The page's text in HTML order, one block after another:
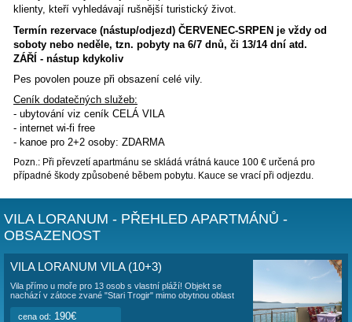
Na zahradě je velké posezení s pergolou, "letní kuchyně",
houpací sítě pro Váš relax, venkovní sprcha. To vše s
výhledem na azurové moře a bez okolní civilizace. Každý
má vlastní vchod. Před domem je soukromé molo a pláž
Nejbližší písečná přírodní pláž je cca 100 metrů. Přístup
je pozvolný. V okolí je několik podobných krásných pláží.
jsou vybavenyklimatizací
Pro klienty je k dispozici kanoe pro 4 osoby.
- elektrický proud: dotažen z veřejné sítě
- pitná voda: vlastní zdroj, studna+filtrace deštní vody,
balená voda
- dostupnost k vile: nedoporučuje se auto s nižším
road NENÍ NUTNÝ)
- kanoe
Vzhledem k poloze objektu mimo obydlenou část a k
bezprostědní blízkosti moře, nabízí ubytování v klidném
soukromím pro odpočinek. Místo je ideální pro potápění,